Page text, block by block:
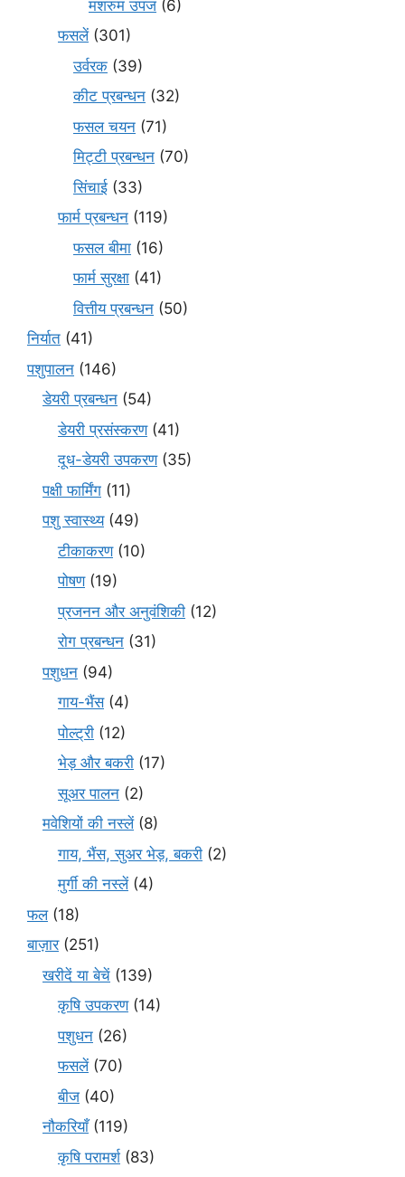
मशरुम उपज (6)
फसलें(301)
उर्वरक (39)
कीट प्रबन्धन (32)
फसल चयन (71)
मि‌ट्टी प्रबन्धन (70)
सिंचाई (33)
फार्म प्रबन्धन (119)
फसल बीमा (16)
फार्म सुरक्षा (41)
वित्तीय प्रबन्धन (50)
निर्यात (41)
पशुपालन (146)
डेयरी प्रबन्धन (54)
डेयरी प्रसंस्करण(41)
दूध-डेयरी उपकरण(35)
पक्षी फार्मिंग (11)
पशु स्वास्थ्य(49)
टीकाकरण(10)
पोषण(19)
प्रजनन और अनुवंशिकी (12)
रोग प्रबन्धन (31)
पशुधन (94)
गाय-भैंस(4)
पोल्ट्री (12)
भेड़ और बकरी (17)
सूअर पालन (2)
मवेशियों की नस्लें(8)
गाय, भैंस, सुअर भेड़, बकरी (2)
मुर्गी की नस्लें(4)
फल(18)
बाज़ार(251)
खरीदें या बेचें (139)
कृषि उपकरण(14)
पशुधन (26)
फसलें(70)
बीज (40)
नौकरियाँ(119)
कृषि परामर्श(83)